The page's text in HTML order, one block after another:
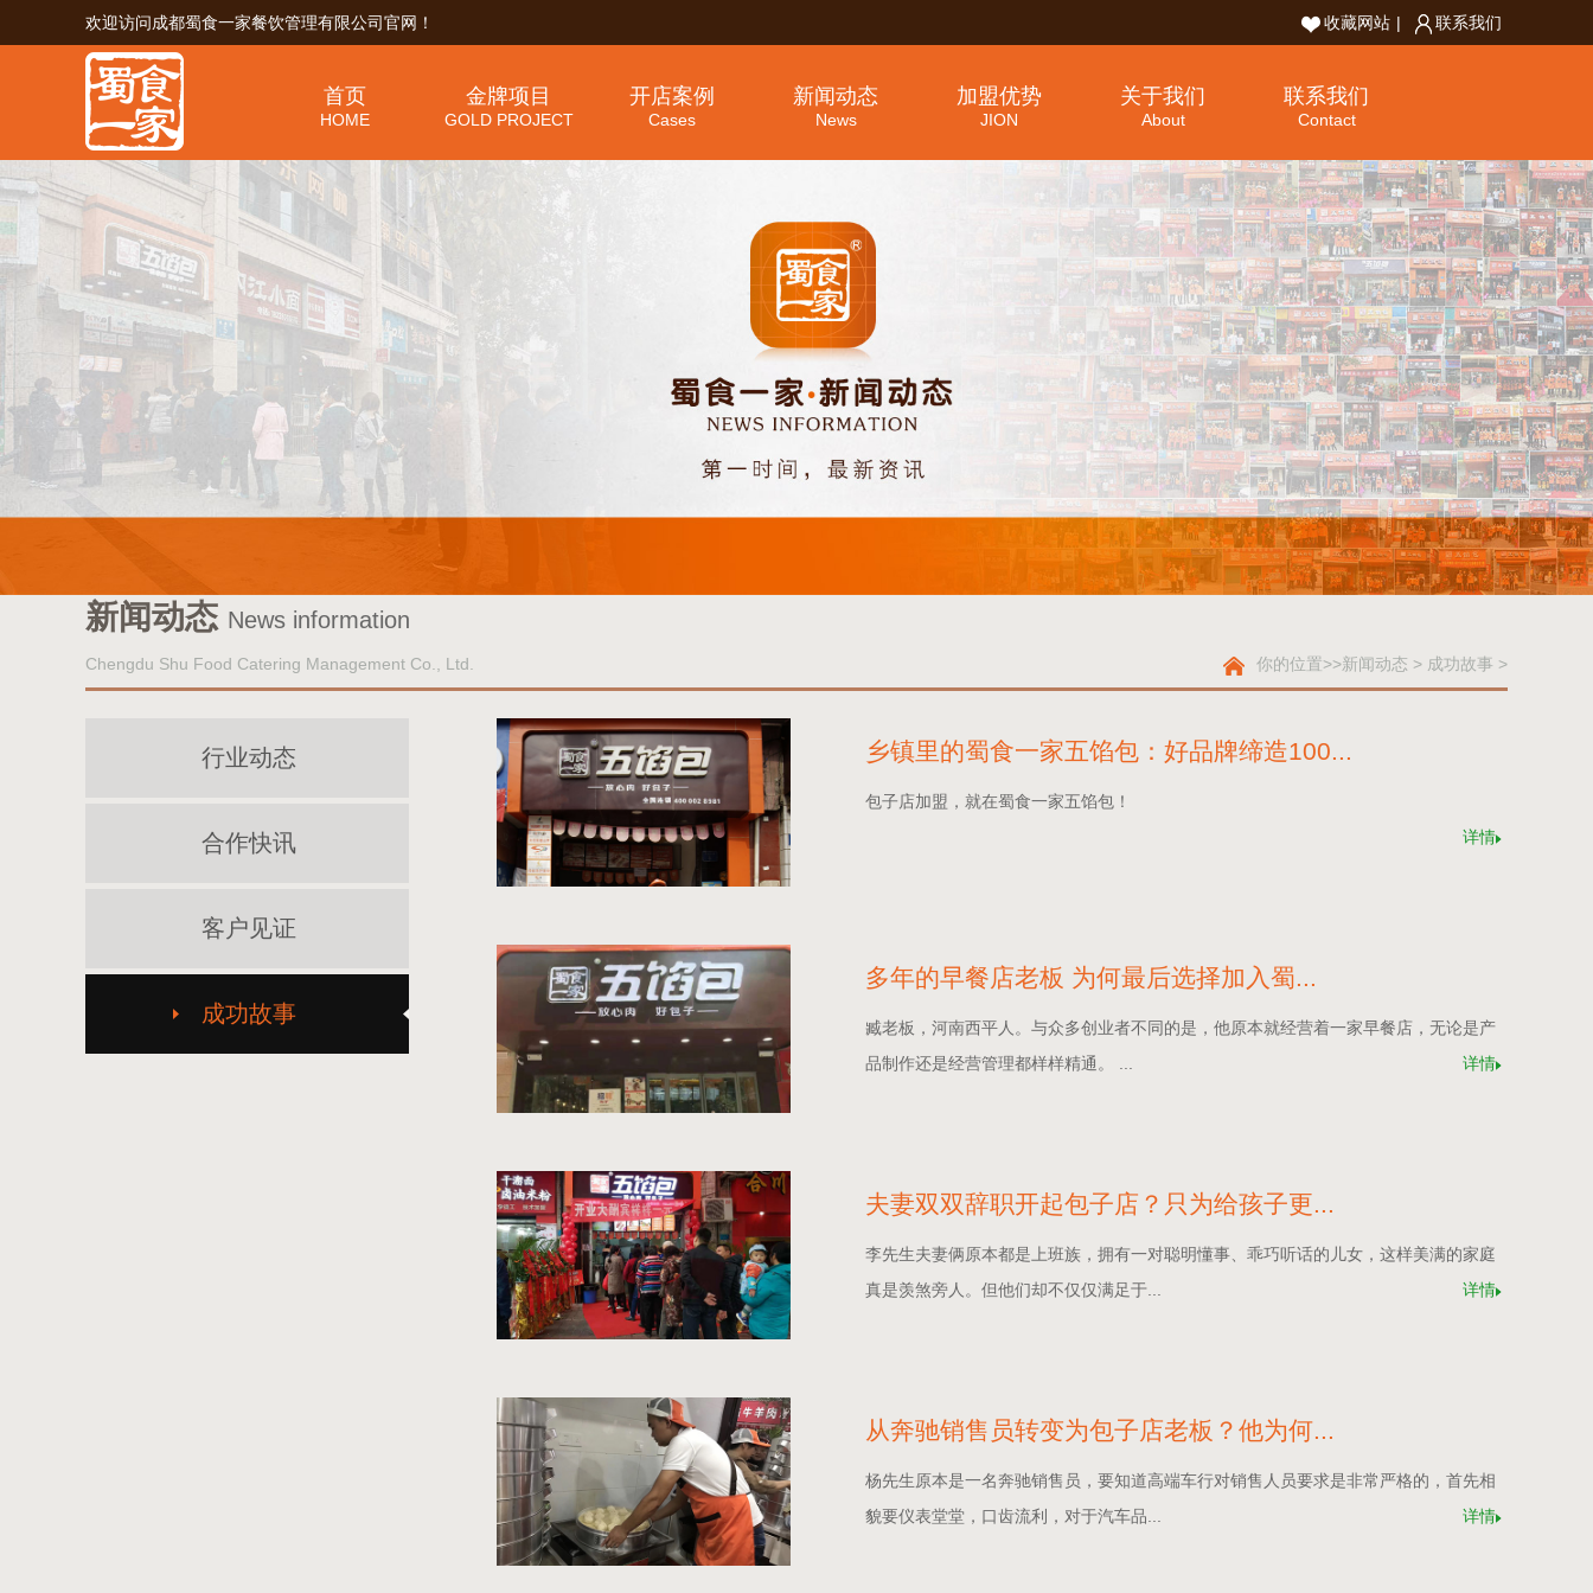
欢迎访问成都蜀食一家餐饮管理有限公司官网！ 收藏网站 | 联系我们
首页
HOME
金牌项目
GOLD PROJECT
开店案例
Cases
新闻动态
News
加盟优势
JION
关于我们
About
联系我们
Contact
新闻动态 News information
Chengdu Shu Food Catering Management Co., Ltd. 你的位置>>新闻动态 > 成功故事 >
行业动态
合作快讯
客户见证
成功故事
乡镇里的蜀食一家五馅包：好品牌缔造100...
包子店加盟，就在蜀食一家五馅包！
详情
多年的早餐店老板 为何最后选择加入蜀...
臧老板，河南西平人。与众多创业者不同的是，他原本就经营着一家早餐店，无论是产
品制作还是经营管理都样样精通。 ...
详情
夫妻双双辞职开起包子店？只为给孩子更...
李先生夫妻俩原本都是上班族，拥有一对聪明懂事、乖巧听话的儿女，这样美满的家庭
真是羡煞旁人。但他们却不仅仅满足于...
详情
从奔驰销售员转变为包子店老板？他为何...
杨先生原本是一名奔驰销售员，要知道高端车行对销售人员要求是非常严格的，首先相
貌要仪表堂堂，口齿流利，对于汽车品...
详情